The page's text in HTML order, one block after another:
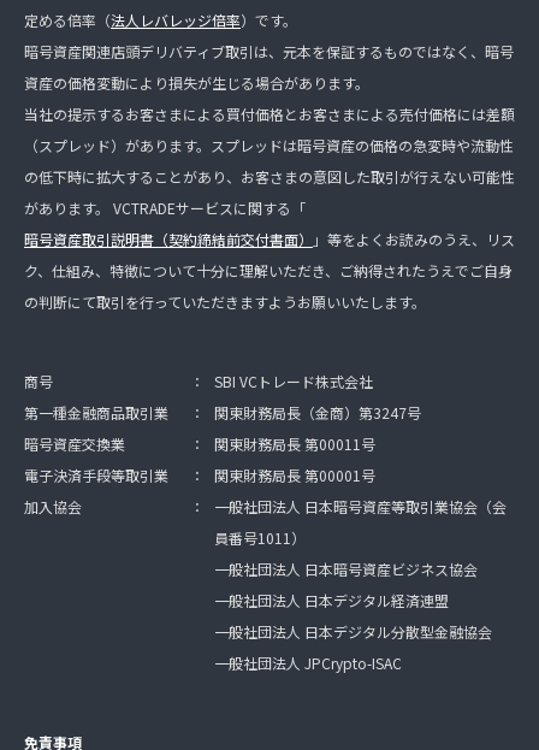
定める倍率（法人レバレッジ倍率）です。
暗号資産関連店頭デリバティブ取引は、元本を保証するものではなく、暗号
資産の価格変動により損失が生じる場合があります。
当社の提示するお客さまによる買付価格とお客さまによる売付価格には差額
（スプレッド）があります。スプレッドは暗号資産の価格の急変時や流動性
の低下時に拡大することがあり、お客さまの意図した取引が行えない可能性
があります。 VCTRADEサービスに関する「
暗号資産取引説明書（契約締結前交付書面）
」等をよくお読みのうえ、リス
ク、仕組み、特徴について十分に理解いただき、ご納得されたうえでご自身
の判断にて取引を行っていただきますようお願いいたします。
商号 ：
SBI VCトレード株式会社
第一種金融商品取引業
：
関東財務局長（金商）第3247号
暗号資産交換業
：
関東財務局長 第00011号
電子決済手段等取引業
：
関東財務局長 第00001号
加入協会
：
一般社団法人 日本暗号資産等取引業協会（会
員番号1011）
一般社団法人 日本暗号資産ビジネス協会
一般社団法人 日本デジタル経済連盟
一般社団法人 日本デジタル分散型金融協会
一般社団法人 JPCrypto-ISAC
免責事項